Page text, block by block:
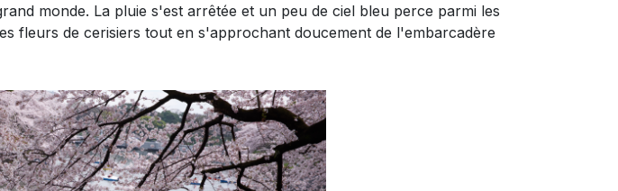
monde. La pluie s'est arrêtée et un peu de ciel bleu perce parmi les
fleurs de cerisiers tout en s'approchant doucement de l'embarcadère